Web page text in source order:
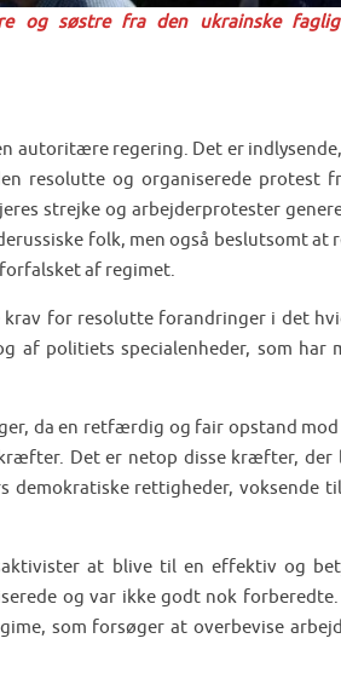
og søstre fra den ukrainske
autoritære regering. Det er
resolutte og organiserede protest
strejke og arbejderprotester
folk, men også beslutsomt at
af regimet.
for resolutte forandringer i det
af politiets specialenheder, som har
da en retfærdig og fair opstand mod
Det er netop disse kræfter, der
demokratiske rettigheder, voksende
at blive til en effektiv og
og var ikke godt nok
som forsøger at overbevise